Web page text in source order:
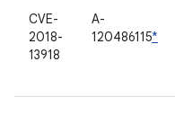
CVE-
2018-
13918
A-
120486115*